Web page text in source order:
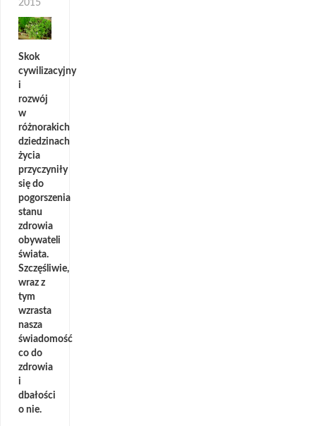
2015
Skok
cywilizacyjny
i
rozwój
w
różnorakich
dziedzinach
życia
przyczyniły
się do
pogorszenia
stanu
zdrowia
obywateli
świata.
Szczęśliwie,
wraz z
tym
wzrasta
nasza
świadomość
co do
zdrowia
i
dbałości
o nie.